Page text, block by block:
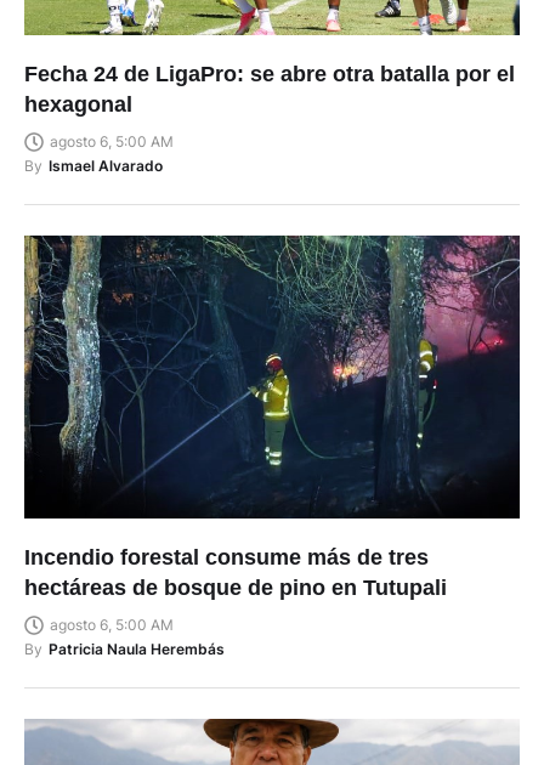
Fecha 24 de LigaPro: se abre otra batalla por el
hexagonal
agosto 6, 5:00 AM
By Ismael Alvarado
Incendio forestal consume más de tres
hectáreas de bosque de pino en Tutupali
agosto 6, 5:00 AM
By Patricia Naula Herembás